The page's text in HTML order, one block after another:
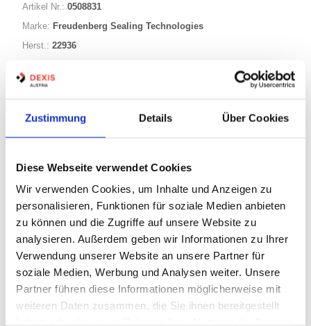
Zustimmung Details Über Cookies
Diese Webseite verwendet Cookies
Wir verwenden Cookies, um Inhalte und Anzeigen zu
personalisieren, Funktionen für soziale Medien anbieten
zu können und die Zugriffe auf unsere Website zu
analysieren. Außerdem geben wir Informationen zu Ihrer
Verwendung unserer Website an unsere Partner für
soziale Medien, Werbung und Analysen weiter. Unsere
Partner führen diese Informationen möglicherweise mit
weiteren Daten zusammen, die Sie ihnen bereitgestellt
Artikel Nr.: 0508831
Marke: Freudenberg Sealing Technologies
Herst.: 22936
ID: 450,00mm
STK Warenkorb
Nicht auf Lager